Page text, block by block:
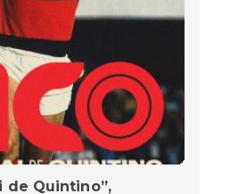
de Quintino”,